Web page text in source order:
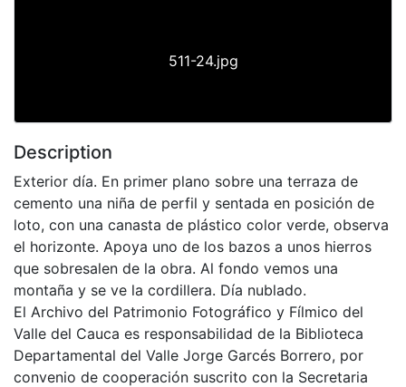
511-24.jpg
Description
Exterior día. En primer plano sobre una terraza de
cemento una niña de perfil y sentada en posición de
loto, con una canasta de plástico color verde, observa
el horizonte. Apoya uno de los bazos a unos hierros
que sobresalen de la obra. Al fondo vemos una
montaña y se ve la cordillera. Día nublado.
El Archivo del Patrimonio Fotográfico y Fílmico del
Valle del Cauca es responsabilidad de la Biblioteca
Departamental del Valle Jorge Garcés Borrero, por
convenio de cooperación suscrito con la Secretaria